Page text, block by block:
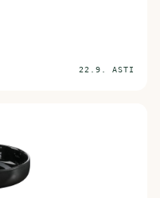
22.9. ASTI